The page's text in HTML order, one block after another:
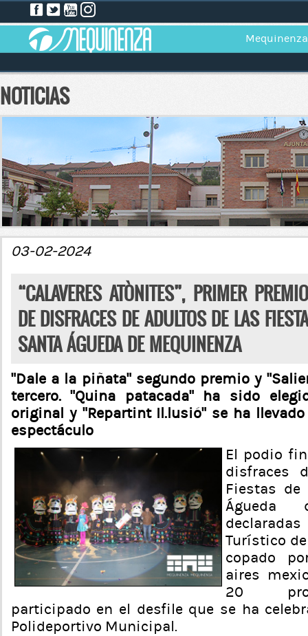
Mequinenza
NOTICIAS
03-02-2024
“CALAVERES ATÒNITES”, PRIMER
DE DISFRACES DE ADULTOS DE LAS
SANTA ÁGUEDA DE MEQUINENZA
“Dale a la piñata” segundo premio y
tercero. “Quina patacada” ha sido
original y “Repartint Il.lusió” se ha
espectáculo
El podio
disfraces
Fiestas
Águeda
Turístico
copado
aires
20
participado en el desfile que se ha
Polideportivo Municipal.